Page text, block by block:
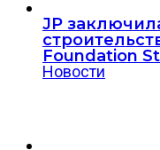
JP
Foundation
Новости